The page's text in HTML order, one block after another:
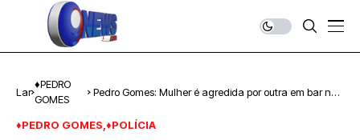
Lar
♦PEDRO
GOMES
Pedro Gomes: Mulher é agredida por outra em bar no
♦PEDRO GOMES ♦POLÍCIA